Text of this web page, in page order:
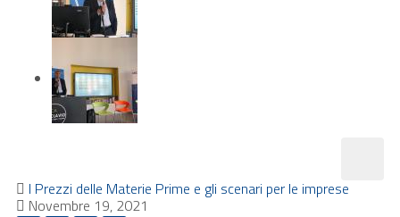
I Prezzi delle Materie Prime e gli scenari per le imprese
Novembre 19, 2021